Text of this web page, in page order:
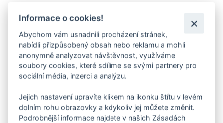
Informace o cookies!
Abychom vám usnadnili procházení stránek,
nabídli přizpůsobený obsah nebo reklamu a mohli
anonymně analyzovat návštěvnost, využíváme
soubory cookies, které sdílíme se svými partnery pro
sociální média, inzerci a analýzu.
Jejich nastavení upravíte klikem na ikonku štítu v levém
dolním rohu obrazovky a kdykoliv jej můžete změnit.
Podrobnější informace najdete v našich Zásadách